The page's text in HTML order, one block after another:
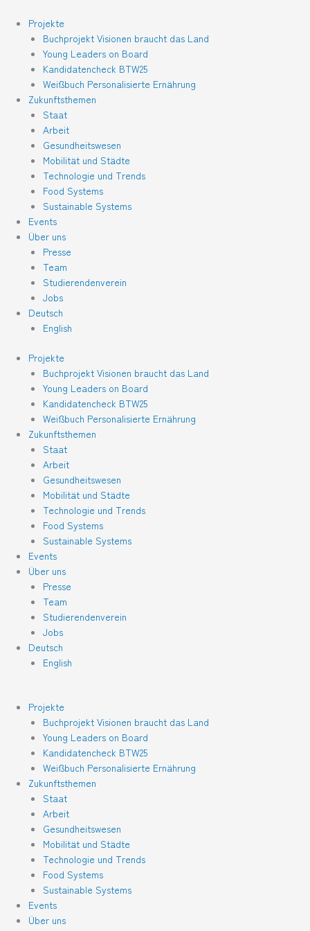
Inhalt
springen
Projekte
Buchprojekt Visionen braucht das Land
Young Leaders on Board
Kandidatencheck BTW25
Weißbuch Personalisierte Ernährung
Zukunftsthemen
Staat
Arbeit
Gesundheitswesen
Mobilität und Städte
Technologie und Trends
Food Systems
Sustainable Systems
Events
Über uns
Presse
Team
Studierendenverein
Jobs
Deutsch
English
Projekte
Buchprojekt Visionen braucht das Land
Young Leaders on Board
Kandidatencheck BTW25
Weißbuch Personalisierte Ernährung
Zukunftsthemen
Staat
Arbeit
Gesundheitswesen
Mobilität und Städte
Technologie und Trends
Food Systems
Sustainable Systems
Events
Über uns
Presse
Team
Studierendenverein
Jobs
Deutsch
English
Projekte
Buchprojekt Visionen braucht das Land
Young Leaders on Board
Kandidatencheck BTW25
Weißbuch Personalisierte Ernährung
Zukunftsthemen
Staat
Arbeit
Gesundheitswesen
Mobilität und Städte
Technologie und Trends
Food Systems
Sustainable Systems
Events
Über uns